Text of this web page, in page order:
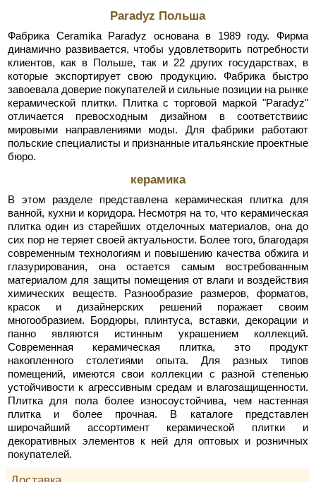
Paradyz Польша
Фабрика Ceramika Paradyz основана в 1989 году. Фирма
динамично развивается, чтобы удовлетворить потребности
клиентов, как в Польше, так и 22 других государствах, в
которые экспортирует свою продукцию. Фабрика быстро
завоевала доверие покупателей и сильные позиции на рынке
керамической плитки. Плитка с торговой маркой "Paradyz"
отличается превосходным дизайном в соответствиис
мировыми направлениями моды. Для фабрики работают
польские специалисты и признанные итальянские проектные
бюро.
керамика
В этом разделе представлена керамическая плитка для
ванной, кухни и коридора. Несмотря на то, что керамическая
плитка один из старейших отделочных материалов, она до
сих пор не теряет своей актуальности. Более того, благодаря
современным технологиям и повышению качества обжига и
глазурирования, она остается самым востребованным
материалом для защиты помещения от влаги и воздействия
химических веществ. Разнообразие размеров, форматов,
красок и дизайнерских решений поражает своим
многообразием. Бордюры, плинтуса, вставки, декорации и
панно являются истинным украшением коллекций.
Современная керамическая плитка, это продукт
накопленного столетиями опыта. Для разных типов
помещений, имеются свои коллекции с разной степенью
устойчивости к агрессивным средам и влагозащищенности.
Плитка для пола более износоустойчива, чем настенная
плитка и более прочная. В каталоге представлен
широчайший ассортимент керамической плитки и
декоративных элементов к ней для оптовых и розничных
покупателей.